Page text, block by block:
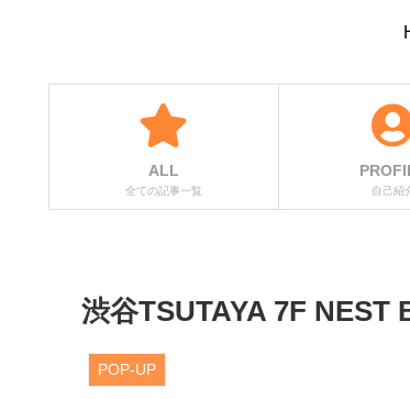
ALL
全ての記事一覧 自己紹
渋谷TSUTAYA 7F NEST
POP-UP